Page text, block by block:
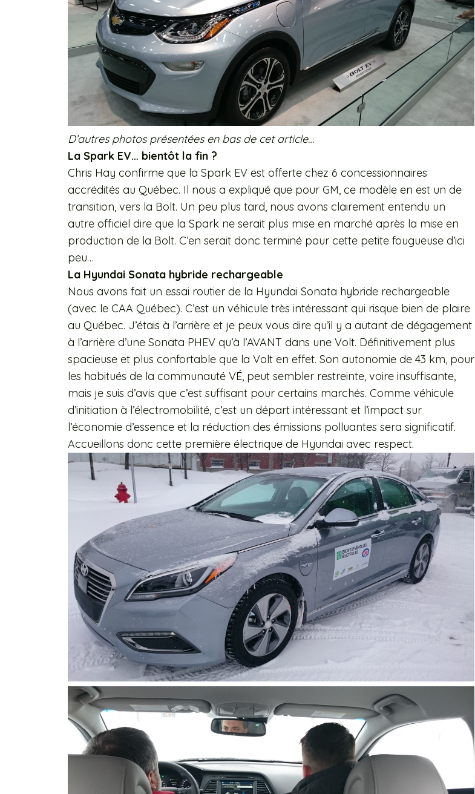
D’autres photos présentées en bas de cet article…
La Spark EV… bientôt la fin ?
Chris Hay confirme que la Spark EV est offerte chez 6 concessionnaires
accrédités au Québec. Il nous a expliqué que pour GM, ce modèle en est un de
transition, vers la Bolt. Un peu plus tard, nous avons clairement entendu un
autre officiel dire que la Spark ne serait plus mise en marché après la mise en
production de la Bolt. C’en serait donc terminé pour cette petite fougueuse d’ici
peu…
La Hyundai Sonata hybride rechargeable
Nous avons fait un essai routier de la Hyundai Sonata hybride rechargeable
(avec le CAA Québec). C’est un véhicule très intéressant qui risque bien de plaire
au Québec. J’étais à l’arrière et je peux vous dire qu’il y a autant de dégagement
à l’arrière d’une Sonata PHEV qu’à l’AVANT dans une Volt. Définitivement plus
spacieuse et plus confortable que la Volt en effet. Son autonomie de 43 km, pour
les habitués de la communauté VÉ, peut sembler restreinte, voire insuffisante,
mais je suis d’avis que c’est suffisant pour certains marchés. Comme véhicule
d’initiation à l’électromobilité, c’est un départ intéressant et l’impact sur
l’économie d’essence et la réduction des émissions polluantes sera significatif.
Accueillons donc cette première électrique de Hyundai avec respect.